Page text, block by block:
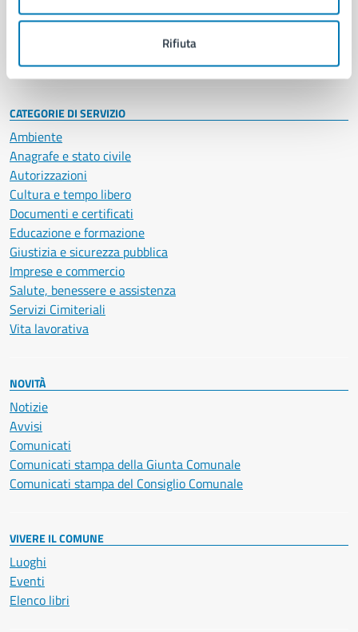
Rifiuta
Personale amministrativo
CATEGORIE DI SERVIZIO
Ambiente
Anagrafe e stato civile
Autorizzazioni
Cultura e tempo libero
Documenti e certificati
Educazione e formazione
Giustizia e sicurezza pubblica
Imprese e commercio
Salute, benessere e assistenza
Servizi Cimiteriali
Vita lavorativa
NOVITÀ
Notizie
Avvisi
Comunicati
Comunicati stampa della Giunta Comunale
Comunicati stampa del Consiglio Comunale
VIVERE IL COMUNE
Luoghi
Eventi
Elenco libri